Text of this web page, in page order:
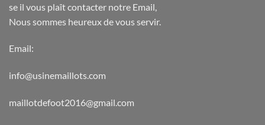
se il vous plaît contacter notre Email,
Nous sommes heureux de vous servir.
Email:
info@usinemaillots.com
maillotdefoot2016@gmail.com